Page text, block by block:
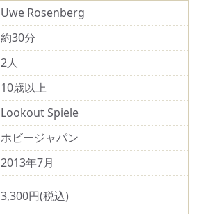
Uwe Rosenberg
約30分
2人
10歳以上
Lookout Spiele
ホビージャパン
2013年7月
3,300円(税込)